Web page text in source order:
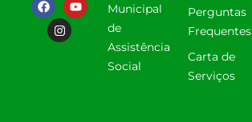
Municipal
de
Assistência
Social
Perguntas
Frequentes
Carta de
Serviços